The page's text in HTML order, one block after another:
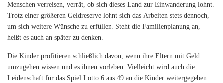
Menschen verreisen, verrät, ob sich dieses Land zur Einwanderung lohnt.
Trotz einer größeren Geldreserve lohnt sich das Arbeiten stets dennoch,
um sich weitere Wünsche zu erfüllen. Steht die Familienplanung an,
heißt es auch an später zu denken.
Die Kinder profitieren schließlich davon, wenn ihre Eltern mit Geld
umzugehen wissen und es ihnen vorleben. Vielleicht wird auch die
Leidenschaft für das Spiel Lotto 6 aus 49 an die Kinder weitergegeben